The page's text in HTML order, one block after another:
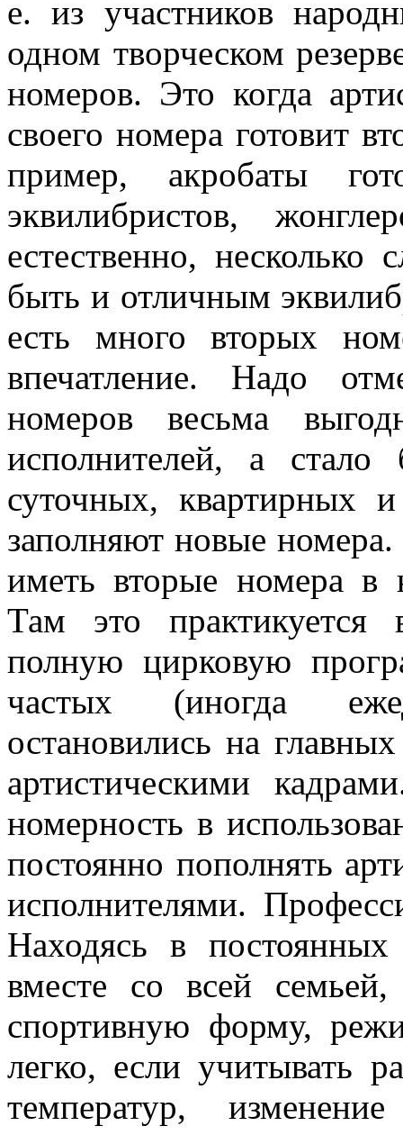
е. из участников
одном творческом
номеров. Это когда
своего номера готовит
пример, акробаты
эквилибрис­тов,
естественно, несколько
быть и отличным
есть много вторых
впечатление. Надо
номеров весьма
исполнителей, а
суточных, квартирных
заполняют новые
иметь вторые номера в
Там это практикуется
полную цирковую
частых (иногда
остановились на
артистическими
номерность в
по­стоянно пополнять
испол­нителями.
Находясь в
вместе со всей
спортивную форму,
легко, если учитывать
температур,